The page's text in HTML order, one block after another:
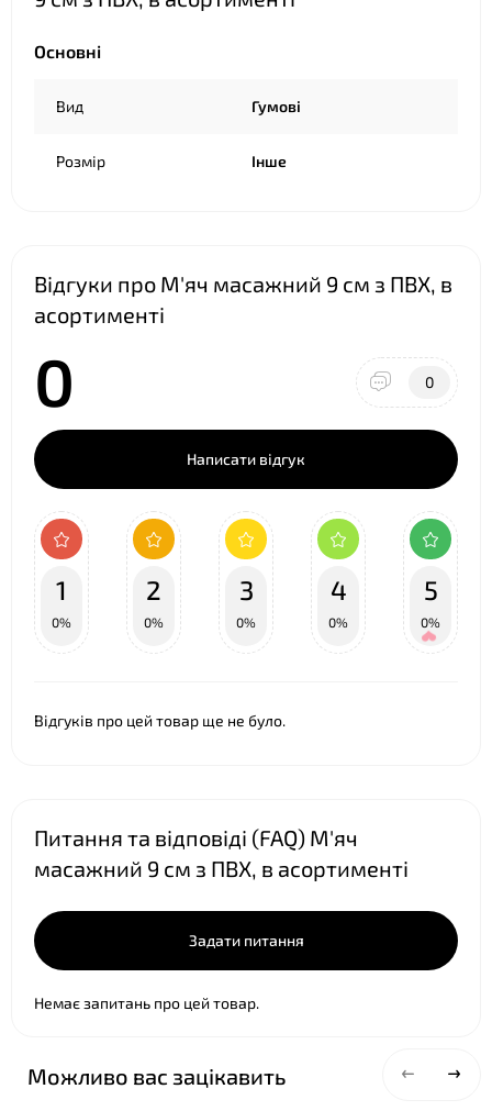
Основні
Вид Гумові
Розмір Інше
Відгуки про М'яч масажний 9 см з ПВХ, в
асортименті
0 0
Написати відгук
1
0%
2
0%
3
0%
4
0%
5
0%
Відгуків про цей товар ще не було.
Питання та відповіді (FAQ) М'яч
масажний 9 см з ПВХ, в асортименті
Задати питання
Немає запитань про цей товар.
Можливо вас зацікавить
❤